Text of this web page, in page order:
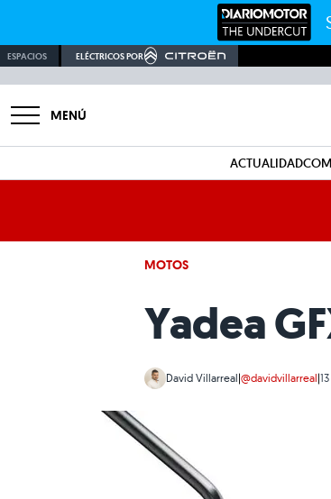
ESPACIOS ELÉCTRICOS POR
MENÚ
ACTUALIDAD
MOTOS
Yadea
David Villarreal|@davidvillarreal|